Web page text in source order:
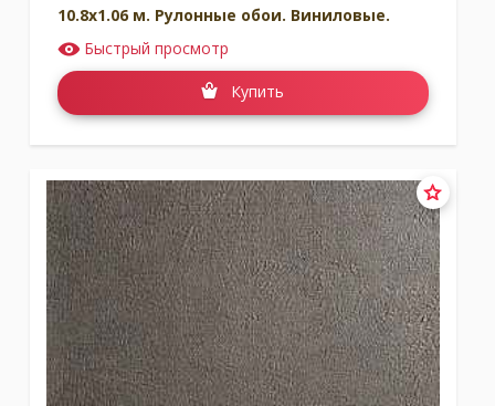
10.8x1.06 м. Рулонные обои. Виниловые.
Быстрый просмотр
Купить